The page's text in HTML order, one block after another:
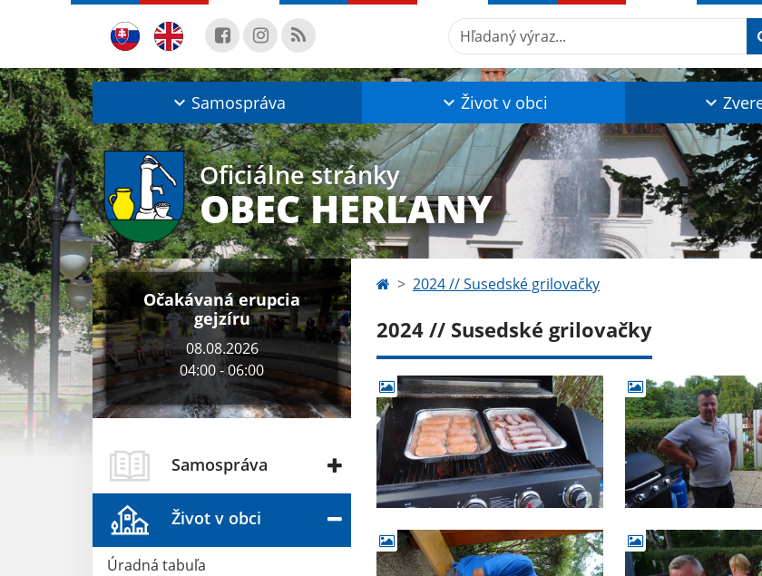
Hľadaný výraz...
Samospráva Život v obci
Oficiálne stránky
OBEC HERĽANY
Očakávaná erupcia
gejzíru
08.08.2026
04:00 - 06:00
Samospráva
Život v obci
Úradná tabuľa
2024 // Susedské grilovačky
2024 // Susedské grilovačky